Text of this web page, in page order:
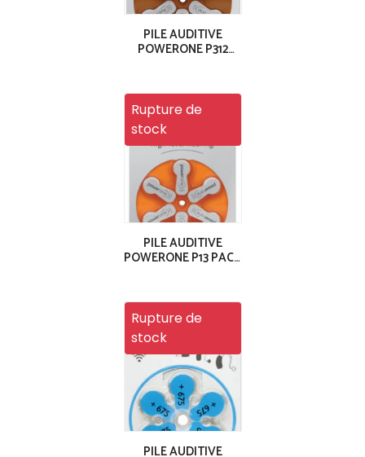
PILE AUDITIVE
POWERONE P312
Rupture de
stock
PILE AUDITIVE
POWERONE P13 PACK
Rupture de
stock
PILE AUDITIVE